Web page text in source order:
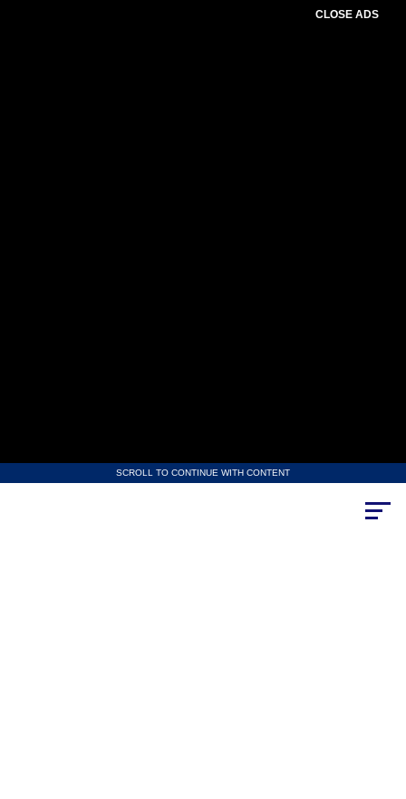
CLOSE ADS
SCROLL TO CONTINUE WITH CONTENT